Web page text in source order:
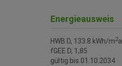
Energieausweis
HWB D, 133.8 kWh/m2a
fGEE D, 1,85
gültig bis 01.10.2034